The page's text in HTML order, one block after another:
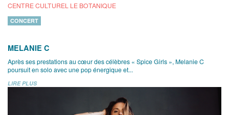
CENTRE CULTUREL LE BOTANIQUE
CONCERT
MELANIE C
Après ses prestations au cœur des célèbres « Spice Girls », Melanie C
poursuit en solo avec une pop énergique et...
LIRE PLUS